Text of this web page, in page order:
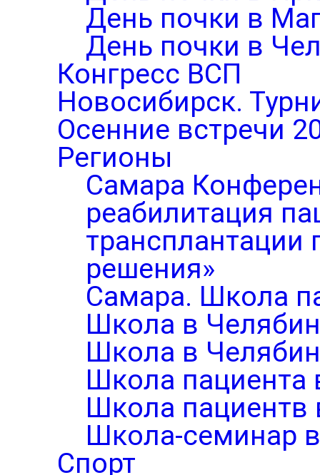
День почки в
День почки в
Конгресс ВСП
Новосибирск.
Осенние встречи
Регионы
Самара
реабилитация
трансплантации
решения»
Самара. Школа
Школа в
Школа в
Школа пациента
Школа пациентв
Школа-семинар
Спорт